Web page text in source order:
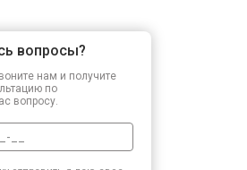
вопросы?
нам и получите
по
вопросу.